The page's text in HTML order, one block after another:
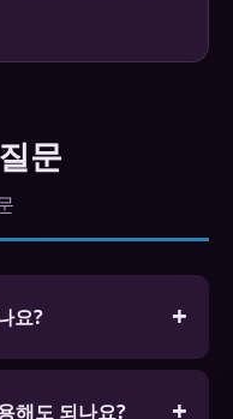
문
요?
니다. 심장에 부담을
있는 분은 복용 전
해도 되나요?